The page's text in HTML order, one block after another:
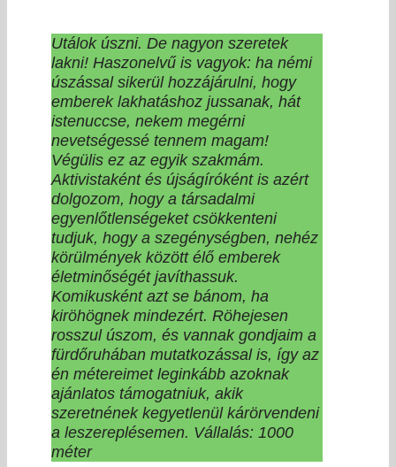
Utálok úszni. De nagyon szeretek
lakni! Haszonelvű is vagyok: ha némi
úszással sikerül hozzájárulni, hogy
emberek lakhatáshoz jussanak, hát
istenuccse, nekem megérni
nevetségessé tennem magam!
Végülis ez az egyik szakmám.
Aktivistaként és újságíróként is azért
dolgozom, hogy a társadalmi
egyenlőtlenségeket csökkenteni
tudjuk, hogy a szegénységben, nehéz
körülmények között élő emberek
életminőségét javíthassuk.
Komikusként azt se bánom, ha
kiröhögnek mindezért. Röhejesen
rosszul úszom, és vannak gondjaim a
fürdőruhában mutatkozással is, így az
én métereimet leginkább azoknak
ajánlatos támogatniuk, akik
szeretnének kegyetlenül kárörvendeni
a leszereplésemen. Vállalás: 1000
méter